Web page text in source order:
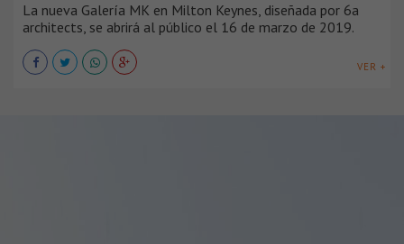
La nueva Galería MK en Milton Keynes, diseñada por 6a
architects, se abrirá al público el 16 de marzo de 2019.
VER +